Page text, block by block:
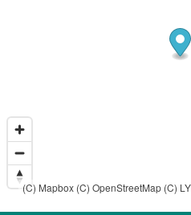
(C) Mapbox (C) OpenStreetMap (C)